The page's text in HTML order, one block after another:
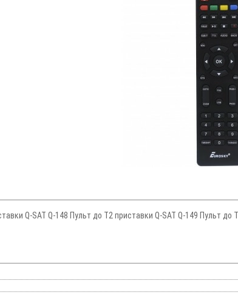
Q-SAT Q-148 Пульт до Т2 приставки Q-SAT Q-149 Пульт до